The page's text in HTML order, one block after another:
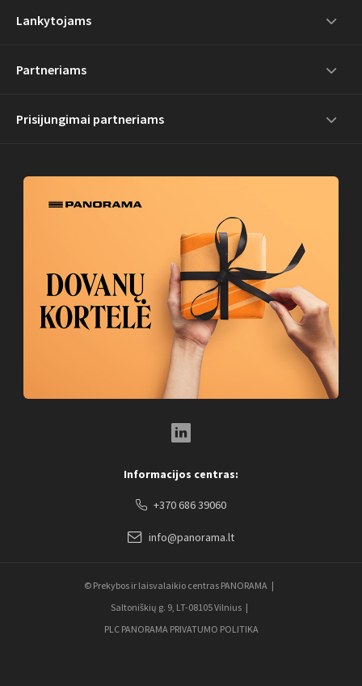
Lankytojams
Partneriams
Prisijungimai partneriams
Informacijos centras:
+370 686 39060
info@panorama.lt
© Prekybos ir laisvalaikio centras PANORAMA
Saltoniškių g. 9, LT-08105 Vilnius
PLC PANORAMA PRIVATUMO POLITIKA